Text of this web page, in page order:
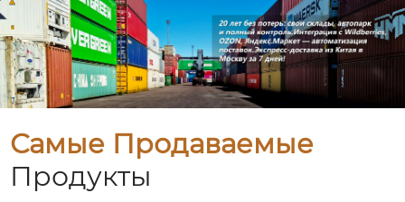
Самые Продаваемые
Продукты